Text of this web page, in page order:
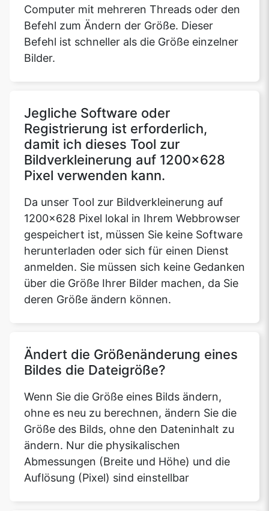
Computer mit mehreren Threads oder den
Befehl zum Ändern der Größe. Dieser
Befehl ist schneller als die Größe einzelner
Bilder.
Jegliche Software oder
Registrierung ist erforderlich,
damit ich dieses Tool zur
Bildverkleinerung auf 1200x628
Pixel verwenden kann.
Da unser Tool zur Bildverkleinerung auf
1200x628 Pixel lokal in Ihrem Webbrowser
gespeichert ist, müssen Sie keine Software
herunterladen oder sich für einen Dienst
anmelden. Sie müssen sich keine Gedanken
über die Größe Ihrer Bilder machen, da Sie
deren Größe ändern können.
Ändert die Größenänderung eines
Bildes die Dateigröße?
Wenn Sie die Größe eines Bilds ändern,
ohne es neu zu berechnen, ändern Sie die
Größe des Bilds, ohne den Dateninhalt zu
ändern. Nur die physikalischen
Abmessungen (Breite und Höhe) und die
Auflösung (Pixel) sind einstellbar